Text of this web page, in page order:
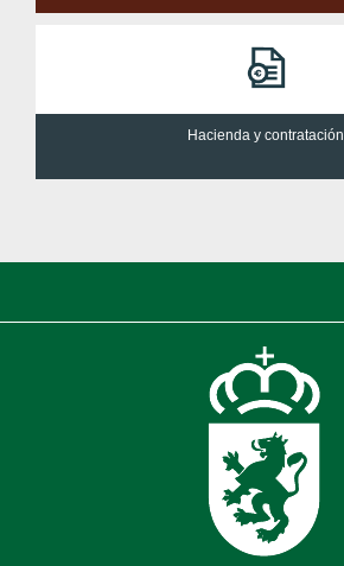
Hacienda y contratación